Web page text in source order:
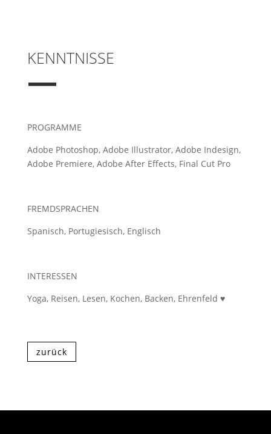
KENNTNISSE
—
PROGRAMME
Adobe Photoshop, Adobe Illustrator, Adobe Indesign,
Adobe Premiere, Adobe After Effects, Final Cut Pro
FREMDSPRACHEN
Spanisch, Portugiesisch, Englisch
INTERESSEN
Yoga, Reisen, Lesen, Kochen, Backen, Ehrenfeld ♥
zurück